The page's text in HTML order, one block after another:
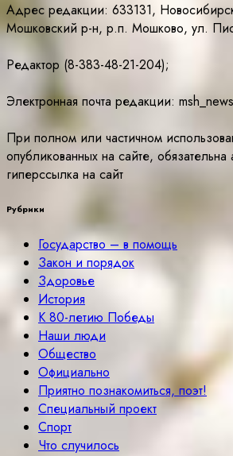
Адрес редакции: 633131,
Мошковский р-н, р.п. Мошково, ул.
Редактор (8-383-48-21-204);
Электронная почта редакции:
При полном или частичном
опубликованных на сайте, обязательна
гиперссылка на сайт
Рубрики
Государство – в помощь
Закон и порядок
Здоровье
История
К 80-летию Победы
Наши люди
Общество
Официально
Приятно познакомиться, поэт!
Специальный проект
Спорт
Что случилось